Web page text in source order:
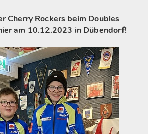
Cherry Rockers beim Doubles
am 10.12.2023 in Dübendorf!